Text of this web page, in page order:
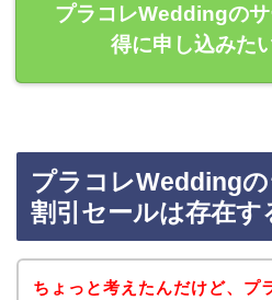
プラコレWeddingの
得に申し込みた
プラコレWedding
割引セールは存在す
ちょっと考えたんだけど、プ